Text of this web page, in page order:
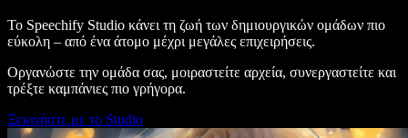
Το Speechify Studio κάνει τη ζωή των δημιουργικών ομάδων πιο
εύκολη – από ένα άτομο μέχρι μεγάλες επιχειρήσεις.
Οργανώστε την ομάδα σας, μοιραστείτε αρχεία, συνεργαστείτε και
τρέξτε καμπάνιες πιο γρήγορα.
Ξεκινήστε με το Studio